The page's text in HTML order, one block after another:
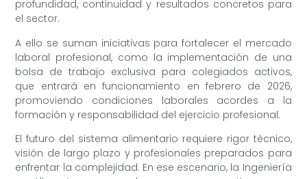
profundidad, continuidad y resultados concretos para
el sector.
A ello se suman iniciativas para fortalecer el mercado
laboral profesional, como la implementación de una
bolsa de trabajo exclusiva para colegiados activos,
que entrará en funcionamiento en febrero de 2026,
promoviendo condiciones laborales acordes a la
formación y responsabilidad del ejercicio profesional.
El futuro del sistema alimentario requiere rigor técnico,
visión de largo plazo y profesionales preparados para
enfrentar la complejidad. En ese escenario, la Ingeniería